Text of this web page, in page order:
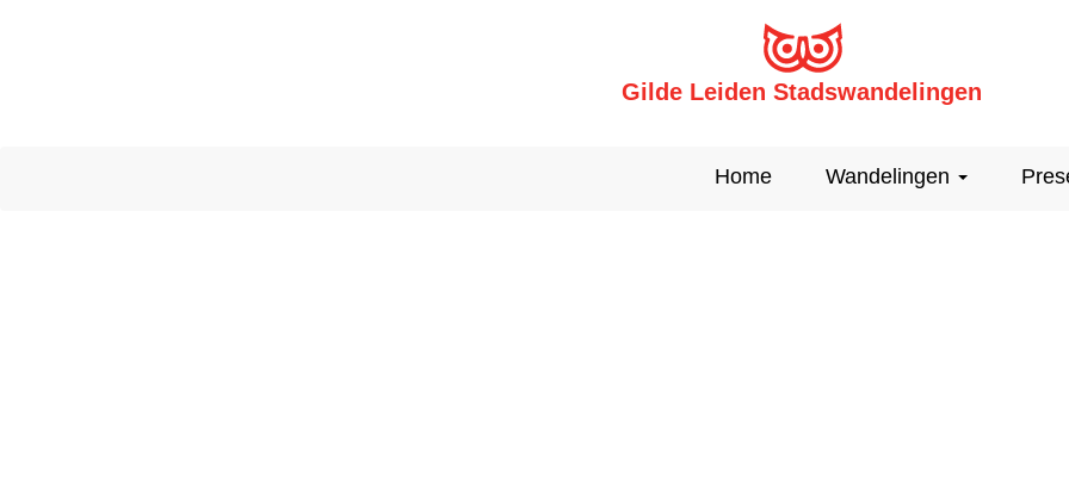
Gilde Leiden Stadswandelingen
Home Wandelingen